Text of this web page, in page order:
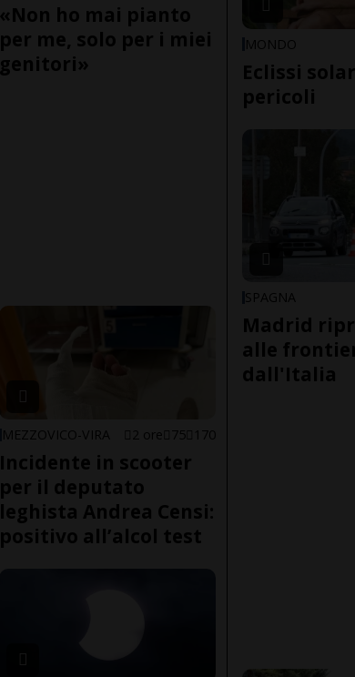
«Non ho mai pianto
per me, solo per i miei
genitori»
MEZZOVICO-VIRA 2 ore 75 170
Incidente in scooter
per il deputato
leghista Andrea Censi:
positivo all’alcol test
MONDO
Eclissi
pericoli
SPAGNA
Madrid
alle
dall'Italia